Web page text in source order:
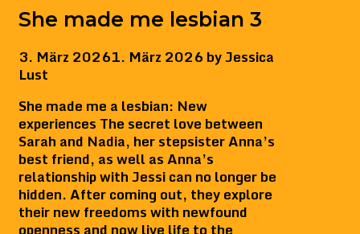
She made me lesbian 3
3. März 20261. März 2026 byJessica
Lust
She made me a lesbian: New
experiences The secret love between
Sarah and Nadia, her stepsister Anna’s
best friend, as well as Anna’s
relationship with Jessi can no longer be
hidden. After coming out, they explore
their new freedoms with newfound
openness and now live life to the